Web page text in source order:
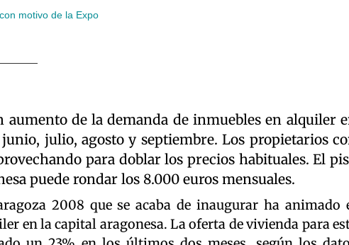
motivo de la Expo
aumento de la demanda de inmuebles en alquiler
julio, agosto y septiembre. Los propietarios
para doblar los precios habituales. El
puede rondar los 8.000 euros mensuales.
2008 que se acaba de inaugurar ha animado
en la capital aragonesa. La oferta de vivienda para